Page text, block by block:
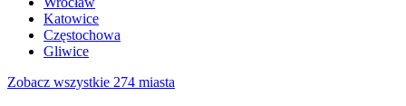
Katowice
Częstochowa
Gliwice
Zobacz wszystkie 274 miasta